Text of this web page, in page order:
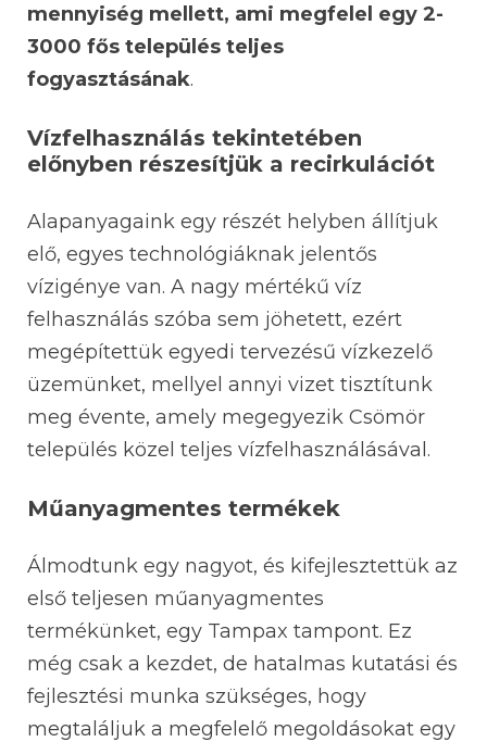
mennyiség mellett, ami megfelel egy 2-
3000 fős település teljes
fogyasztásának.
Vízfelhasználás tekintetében
előnyben részesítjük a recirkulációt
Alapanyagaink egy részét helyben állítjuk
elő, egyes technológiáknak jelentős
vízigénye van. A nagy mértékű víz
felhasználás szóba sem jöhetett, ezért
megépítettük egyedi tervezésű vízkezelő
üzemünket, mellyel annyi vizet tisztítunk
meg évente, amely megegyezik Csömör
település közel teljes vízfelhasználásával.
Műanyagmentes termékek
Álmodtunk egy nagyot, és kifejlesztettük az
első teljesen műanyagmentes
termékünket, egy Tampax tampont. Ez
még csak a kezdet, de hatalmas kutatási és
fejlesztési munka szükséges, hogy
megtaláljuk a megfelelő megoldásokat egy